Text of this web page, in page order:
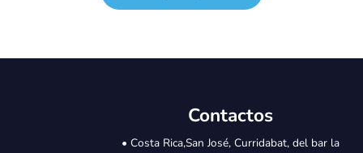
Contactos
• Costa Rica,San José, Curridabat, del bar la